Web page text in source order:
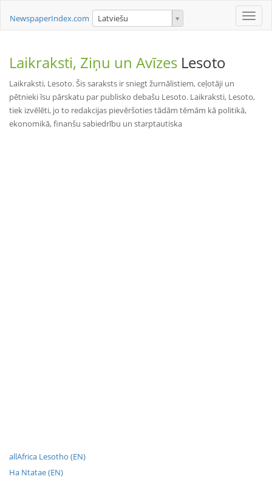
Toggle
NewspaperIndex.com Latviešu
Laikraksti, Ziņu un Avīzes Lesoto
Laikraksti, Lesoto. Šis saraksts ir sniegt žurnālistiem, ceļotāji un
pētnieki īsu pārskatu par publisko debašu Lesoto. Laikraksti, Lesoto,
tiek izvēlēti, jo to redakcijas pievēršoties tādām tēmām kā politikā,
ekonomikā, finanšu sabiedrību un starptautiska
allAfrica Lesotho (EN)
Ha Ntatae (EN)